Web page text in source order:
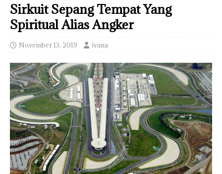
Sirkuit Sepang Tempat Yang
Spiritual Alias Angker
November 13, 2019 ivana